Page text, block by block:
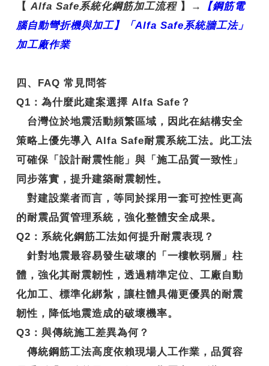
【 Alfa Safe系統化鋼筋加工流程 】 → 【鋼筋電
腦自動彎折機與加工】「Alfa Safe系統牆工法」
加工廠作業
四、FAQ 常見問答
Q1 ： 為什麼此建案選擇 Alfa Safe？
台灣位於地震活動頻繁區域，因此在結構安全
策略上優先導入 Alfa Safe耐震系統工法。此工法
可確保「設計耐震性能」與「施工品質一致性」
同步落實，提升建築耐震韌性。
對建設業者而言，等同於採用一套可控性更高
的耐震品質管理系統，強化整體安全成果。
Q2 ：系統化鋼筋工法如何提升耐震表現？
針對地震最容易發生破壞的「一樓軟弱層」柱
體，強化其耐震韌性，透過精準定位、工廠自動
化加工、標準化綁紮，讓柱體具備更優異的耐震
韌性 ，降低地震造成的破壞機率。
Q3 ：與傳統施工差異為何？
傳統鋼筋工法高度依賴現場人工作業，品質容